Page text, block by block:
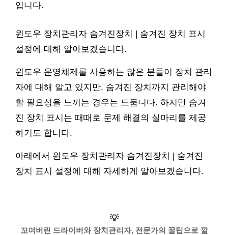
입니다.
윈도우 장치관리자 숨겨진장치 | 숨겨진 장치 표시
설정에 대해 알아보겠습니다.
윈도우 운영체제를 사용하는 많은 분들이 장치 관리
자에 대해 알고 있지만, 숨겨진 장치까지 관리해야
할 필요성을 느끼는 경우는 드뭅니다. 하지만 숨겨
진 장치 표시는 때때로 문제 해결의 실마리를 제공
하기도 합니다.
아래에서 윈도우 장치관리자 숨겨진장치 | 숨겨진
장치 표시 설정에 대해 자세하게 알아보겠습니다.
💡
꼬여버린 드라이버와 장치관리자, 전문가의 꿀팁으로 깔